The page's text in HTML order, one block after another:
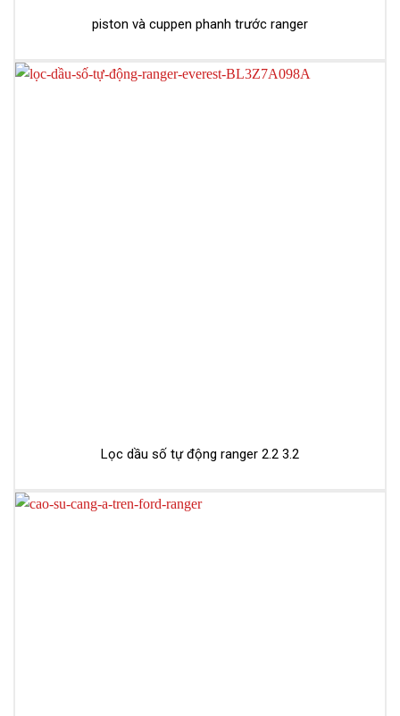
piston và cuppen phanh trước ranger
Lọc dầu số tự động ranger 2.2 3.2